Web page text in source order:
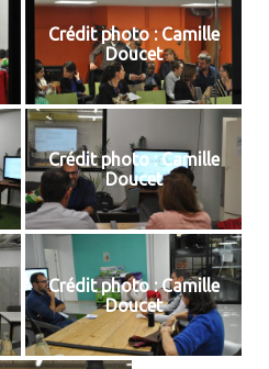
Crédit photo : Camille
Doucet
Crédit photo : Camille
Doucet
Crédit photo : Camille
Doucet